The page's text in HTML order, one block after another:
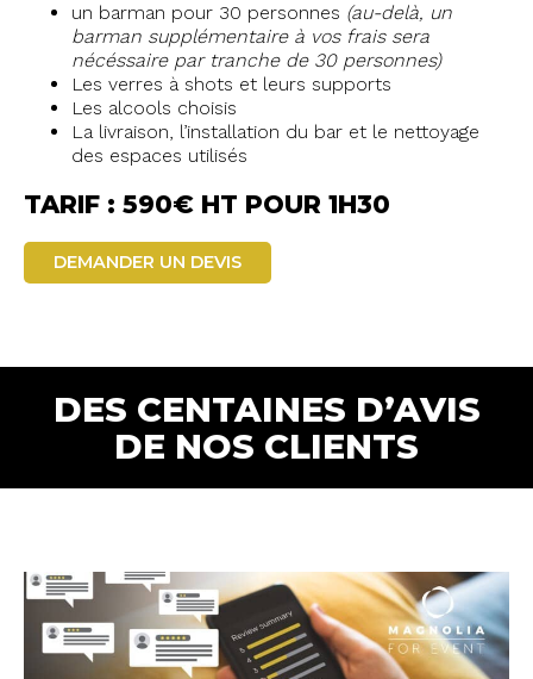
un barman pour 30 personnes (au-delà, un
barman supplémentaire à vos frais sera
nécéssaire par tranche de 30 personnes)
Les verres à shots et leurs supports
Les alcools choisis
La livraison, l’installation du bar et le nettoyage
des espaces utilisés
TARIF : 590€ HT POUR 1H30
DEMANDER UN DEVIS
DES CENTAINES D’AVIS
DE NOS CLIENTS